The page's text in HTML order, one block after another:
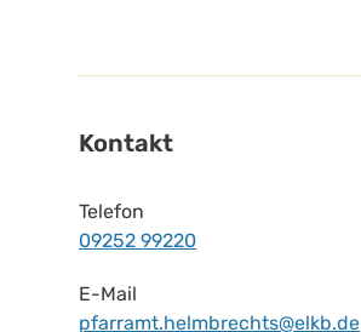
Kontakt
Telefon
09252 99220
E-Mail
pfarramt.helmbrechts@elkb.de